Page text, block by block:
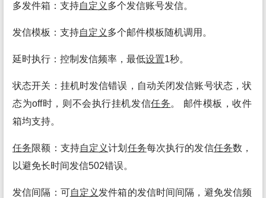
多发件箱：支持自定义 多个发信账号发信。
发信模板：支持自定义 多个邮件模板随机调用。
延时执行：控制发信频率，最低设置1秒。
状态开关：挂机时发信错误，自动关闭发信账号状态，状
态为off时，则不会执行挂机发信任务。 邮件模板，收件
箱均支持。
任务限额：支持自定义计划 任务每次执行的发信任务数，
以避免长时间发信502错误。
发信间隔：可自定义 发件箱的发信时间间隔，避免发信频